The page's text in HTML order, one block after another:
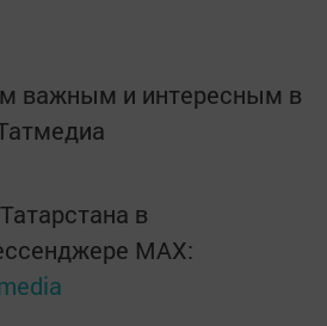
важным и интересным в
в
MАХ: